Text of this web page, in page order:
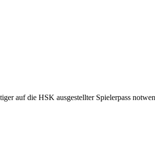
auf die HSK ausgestellter Spielerpass